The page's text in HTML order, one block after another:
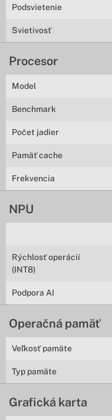
Podsvietenie
Svietivosť
Procesor
Model
Benchmark
Počet jadier
Pamäť cache
Frekvencia
NPU
Rýchlosť operácií
(INT8)
Podpora AI
Operačná pamäť
Veľkosť pamäte
Typ pamäte
Grafická karta